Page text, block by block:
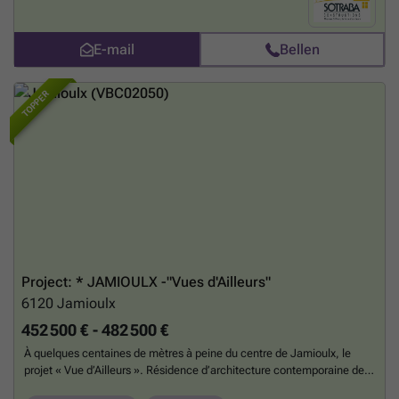
une grande intimité. Au rez-de-chaussée, Belfius occupera une
résidence. Chaque appartement est réalisé avec des matériaux de
qualité supérieure et des techniques de pointe pour garantir un confort
optimal et une performance énergétique remarquable. Idéalement
située à proximité des grands axes, des commerces et des transports
en commun, la résidence allie praticité, sécurité et modernité. Ne
manquez pas cette opportunité unique de vivre ou d’investir dans un
E-mail Bellen
TOPPER
Project: * JAMIOULX -"Vues d'Ailleurs"
6120 Jamioulx
452 500 € - 482 500 €
À quelques centaines de mètres à peine du centre de Jamioulx, le
projet « Vue d’Ailleurs ». Résidence d’architecture contemporaine de